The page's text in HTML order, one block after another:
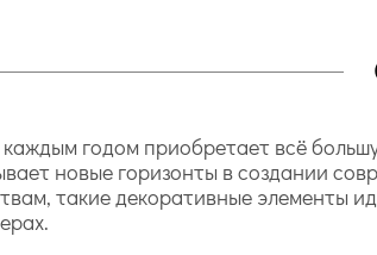
годом приобретает всё
новые горизонты в создании
такие декоративные элементы